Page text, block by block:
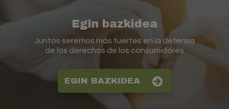
Egin bazkidea
Juntos seremos más fuertes en la defensa
de los derechos de los consumidores
EGIN BAZKIDEA